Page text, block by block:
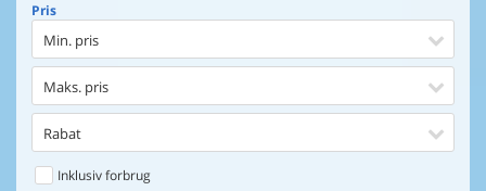
Pris
Min. pris
Maks. pris
Rabat
Inklusiv forbrug